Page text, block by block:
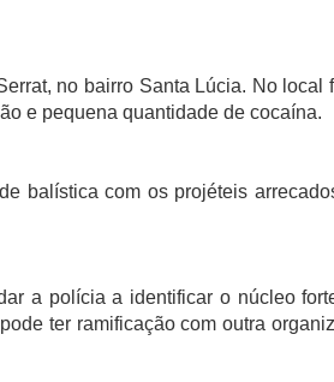
no bairro Santa Lúcia. No local
e pequena quantidade de cocaína.
balística com os projéteis
a polícia a identificar o núcleo
ter ramificação com outra